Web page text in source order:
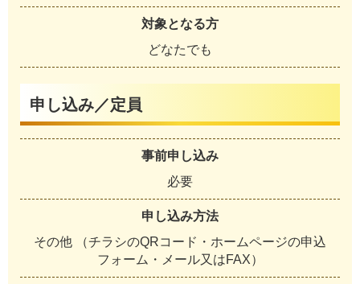
対象となる方
どなたでも
申し込み／定員
事前申し込み
必要
申し込み方法
その他 （チラシのQRコード・ホームページの申込
フォーム・メール又はFAX）